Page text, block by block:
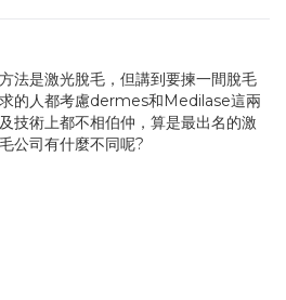
法是激光脫毛，但講到要揀一間脫毛
的人都考慮dermes和Medilase這兩
技術上都不相伯仲，算是最出名的激
公司有什麼不同呢?